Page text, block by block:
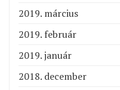
2019. március
2019. február
2019. január
2018. december